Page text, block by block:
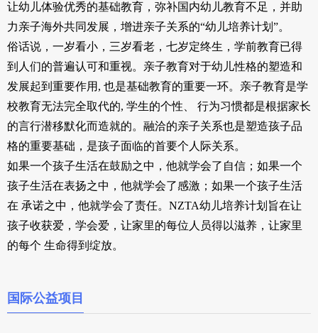
让幼儿体验优秀的基础教育，弥补国内幼儿教育不足，并助
力亲子海外共同发展，增进亲子关系的“幼儿培养计划”。
俗话说，一岁看小，三岁看老，七岁定终生，学前教育已得
到人们的普遍认可和重视。亲子教育对于幼儿性格的塑造和
发展起到重要作用, 也是基础教育的重要一环。亲子教育是学
校教育无法完全取代的, 学生的个性、 行为习惯都是根据家长
的言行潜移默化而造就的。融洽的亲子关系也是塑造孩子品
格的重要基础，是孩子面临的首要个人际关系。
如果一个孩子生活在鼓励之中，他就学会了自信；如果一个
孩子生活在表扬之中，他就学会了感激；如果一个孩子生活
在 承诺之中，他就学会了责任。NZTA幼儿培养计划旨在让
孩子收获爱，学会爱，让家里的每位人员得以滋养，让家里
的每个 生命得到绽放。
国际公益项目